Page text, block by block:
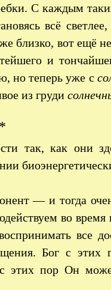
С каждым
всё
близко, вот ещё
и
но теперь уже с
из груди
так, как они
— и тогда
во время
все
Бог с этих
пор Он